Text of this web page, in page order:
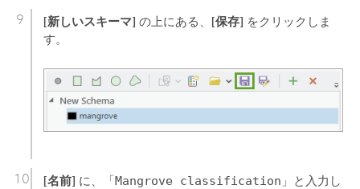
[新しいスキーマ] の上にある、 [保存] をクリックしま
す。
[名前] に、「Mangrove classification 」と入力し